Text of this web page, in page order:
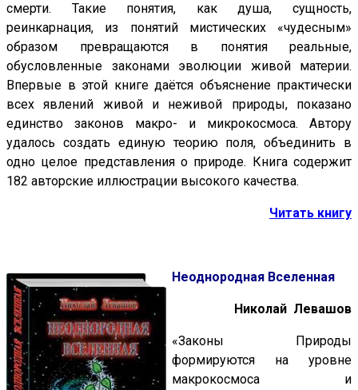
смерти. Такие понятия, как душа, сущность,
реинкарнация, из понятий мистических «чудесным»
образом превращаются в понятия реальные,
обусловленные законами эволюции живой материи.
Впервые в этой книге даётся объяснение практически
всех явлений живой и неживой природы, показано
единство законов макро- и микрокосмоса. Автору
удалось создать единую теорию поля, объединить в
одно целое представления о природе. Книга содержит
182 авторские иллюстрации высокого качества.
Читать книгу
Неоднородная Вселенная
Николай Левашов
«Законы Природы
формируются на уровне
макрокосмоса и